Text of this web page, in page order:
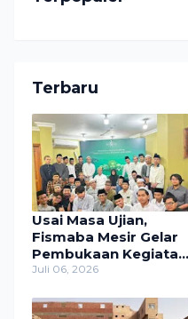
Terbaru
Usai Masa Ujian,
Fismaba Mesir Gelar
Pembukaan Kegiatan
Bersama Pengasuh
Ulum
Juli 06, 2026